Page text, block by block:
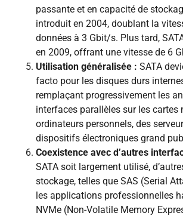
passante et en capacité de
introduit en 2004, doublant la
données à 3 Gbit/s. Plus tard,
en 2009, offrant une vitesse de 6
Utilisation généralisée : SATA
facto pour les disques durs
remplaçant progressivement les
interfaces parallèles sur les cartes
ordinateurs personnels, des
dispositifs électroniques grand
Coexistence avec d’autres
SATA soit largement utilisé,
stockage, telles que SAS (Serial
les applications professionnelles
NVMe (Non-Volatile Memory